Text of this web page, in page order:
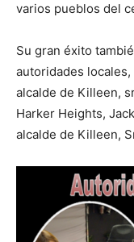
varios pueblos del
Su gran éxito
autoridades
alcalde de Killeen,
Harker Heights,
alcalde de Killeen,